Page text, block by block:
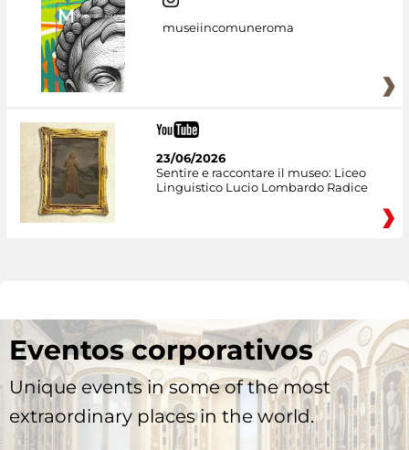
museiincomuneroma
23/06/2026
Sentire e raccontare il museo: Liceo
Linguistico Lucio Lombardo Radice
Eventos corporativos
Unique events in some of the most
extraordinary places in the world.